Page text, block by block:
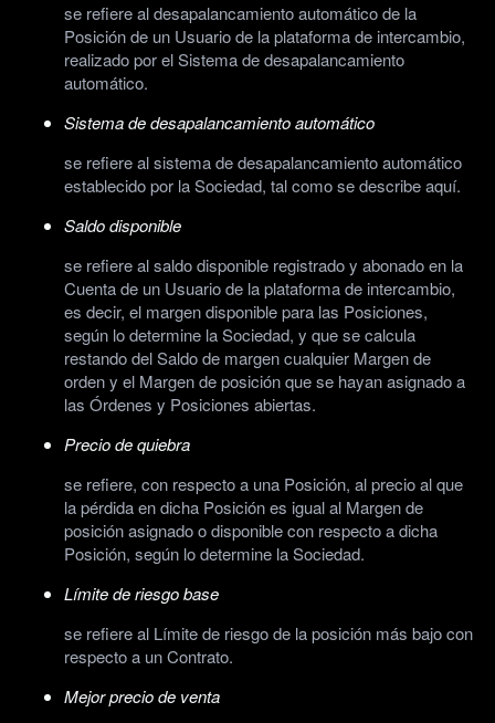
se refiere al desapalancamiento automático de la
Posición de un Usuario de la plataforma de intercambio,
realizado por el Sistema de desapalancamiento
automático.
Sistema de desapalancamiento automático
se refiere al sistema de desapalancamiento automático
establecido por la Sociedad, tal como se describe aquí.
Saldo disponible
se refiere al saldo disponible registrado y abonado en la
Cuenta de un Usuario de la plataforma de intercambio,
es decir, el margen disponible para las Posiciones,
según lo determine la Sociedad, y que se calcula
restando del Saldo de margen cualquier Margen de
orden y el Margen de posición que se hayan asignado a
las Órdenes y Posiciones abiertas.
Precio de quiebra
se refiere, con respecto a una Posición, al precio al que
la pérdida en dicha Posición es igual al Margen de
posición asignado o disponible con respecto a dicha
Posición, según lo determine la Sociedad.
Límite de riesgo base
se refiere al Límite de riesgo de la posición más bajo con
respecto a un Contrato.
Mejor precio de venta